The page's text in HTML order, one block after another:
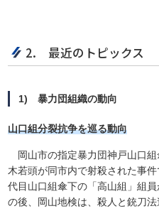
2. 最近のトピックス
1) 暴力団組織の動向
山口組分裂抗争を巡る動向
岡山市の指定暴力団神戸山口
木若頭が同市内で射殺された事
代目山口組傘下の「高山組」組
の後、岡山地検は、殺人と銃刀